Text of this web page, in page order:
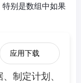
别是数组中如果
应用下载
制定计划、